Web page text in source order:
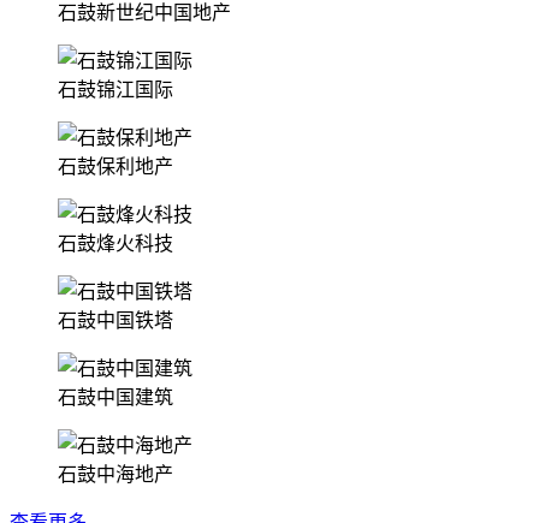
石鼓新世纪中国地产
石鼓锦江国际
石鼓保利地产
石鼓烽火科技
石鼓中国铁塔
石鼓中国建筑
石鼓中海地产